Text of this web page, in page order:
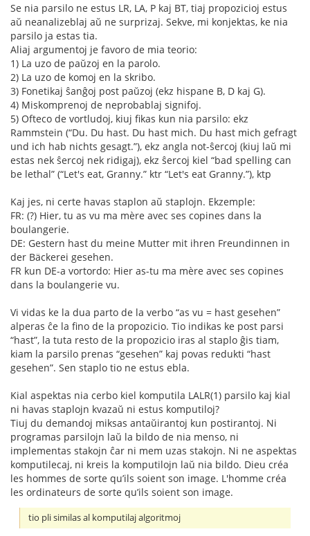
Se nia parsilo ne estus LR, LA, P kaj BT, tiaj propozicioj estus
aŭ neanalizeblaj aŭ ne surprizaj. Sekve, mi konjektas, ke nia
parsilo ja estas tia.
Aliaj argumentoj je favoro de mia teorio:
1) La uzo de paŭzoj en la parolo.
2) La uzo de komoj en la skribo.
3) Fonetikaj ŝanĝoj post paŭzoj (ekz hispane B, D kaj G).
4) Miskomprenoj de neprobablaj signifoj.
5) Ofteco de vortludoj, kiuj fikas kun nia parsilo: ekz
Rammstein (“Du. Du hast. Du hast mich. Du hast mich gefragt
und ich hab nichts gesagt.”), ekz angla not-ŝercoj (kiuj laŭ mi
estas nek ŝercoj nek ridigaj), ekz ŝercoj kiel “bad spelling can
be lethal” (“Let's eat, Granny.” ktr “Let's eat Granny.”), ktp
Kaj jes, ni certe havas staplon aŭ staplojn. Ekzemple:
FR: (?) Hier, tu as vu ma mère avec ses copines dans la
boulangerie.
DE: Gestern hast du meine Mutter mit ihren Freundinnen in
der Bäckerei gesehen.
FR kun DE-a vortordo: Hier as-tu ma mère avec ses copines
dans la boulangerie vu.
Vi vidas ke la dua parto de la verbo “as vu = hast gesehen”
alperas ĉe la fino de la propozicio. Tio indikas ke post parsi
“hast”, la tuta resto de la propozicio iras al staplo ĝis tiam,
kiam la parsilo prenas “gesehen” kaj povas redukti “hast
gesehen”. Sen staplo tio ne estus ebla.
Kial aspektas nia cerbo kiel komputila LALR(1) parsilo kaj kial
ni havas staplojn kvazaŭ ni estus komputiloj?
Tiuj du demandoj miksas antaŭirantoj kun postirantoj. Ni
programas parsilojn laŭ la bildo de nia menso, ni
implementas stakojn ĉar ni mem uzas stakojn. Ni ne aspektas
komputilecaj, ni kreis la komputilojn laŭ nia bildo. Dieu créa
les hommes de sorte qu’ils soient son image. L'homme créa
les ordinateurs de sorte qu’ils soient son image.
tio pli similas al komputilaj algoritmoj